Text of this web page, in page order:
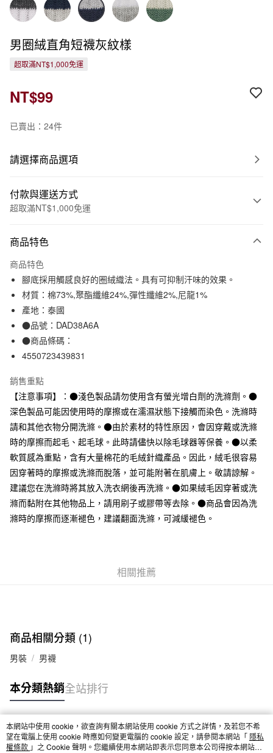
男圈絨直角短襪灰紋樣
超取滿NT$1,000免運
NT$99
已賣出：24件
請選擇商品選項
付款與運送方式
超取滿NT$1,000免運
信用卡一次付款
信用卡分期付款
3 期 0 利率 每期NT$33
合作金庫商業銀行
華南商業銀行
上海商業儲蓄銀行
臺灣中小企業銀行
匯豐（台灣）商業銀行
聯邦商業銀行
元大商業銀行
永豐商業銀行
玉山商業銀行
星展（台灣）商業銀行
台新國際商業銀行
中國信託商業銀行
台灣樂天信用卡公司
超商取貨付款
LINE Pay
Apple Pay
街口支付
悠遊付
運送方式
全家取貨付款
每筆NT$65，滿NT$1,000(含以上)免運費
付款後全家取貨
每筆NT$65，滿NT$1,000(含以上)免運費
免運費
商品特色
商品特色
腳底採用觸感良好的圈絨織法。具有可抑制汗味的效果。
材質：棉73%,聚酯纖維24%,彈性纖維2%,尼龍1%
產地：泰國
●品號：DAD38A6A
●商品條碼：
4550723439831
銷售重點
【注意事項】：●淺色製品請勿使用含有螢光增白劑的洗滌劑。●
深色製品可能因使用時的摩擦或在濡濕狀態下接觸而染色。洗滌時
請和其他衣物分開洗滌。●由於素材的特性原因，會因穿戴或洗滌
時的摩擦而起毛、起毛球。此時請儘快以除毛球器等保養。●以柔
軟質感為重點，含有大量棉花的毛絨針織產品。因此，絨毛很容易
因穿著時的摩擦或洗滌而脫落，並可能附著在肌膚上。敬請諒解。
建議您在洗滌時將其放入洗衣網後再洗滌。●如果絨毛因穿著或洗
滌而黏附在其他物品上，請用刷子或膠帶等去除。●商品會因為洗
滌時的摩擦而逐漸褪色，建議翻面洗滌，可減緩褪色。
相關推薦
商品相關分類 (1)
男裝 男襪
本分類熱銷全站排行
熱門標籤
本網站中使用 cookie，欲查詢有關本網站使用 cookie 方式之詳情，及若您不希
望在電腦上使用 cookie 時應如何變更電腦的 cookie 設定，請參閱本網站「 隱私
權條款 」之 Cookie 聲明。您繼續使用本網站即表示您同意本公司得按本網站使